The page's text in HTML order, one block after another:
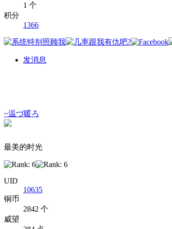
1 个
积分
1366
发消息
~温づ暖ろ
最美的时光
UID
10635
铜币
2842 个
威望